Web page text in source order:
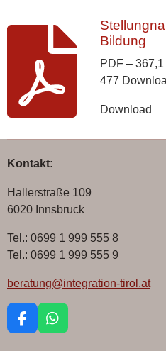
Bildung
PDF – 367,1
477
Download
Kontakt:
Hallerstraße 109
6020 Innsbruck
Tel.: 0699 1 999 555 8
Tel.: 0699 1 999 555 9
beratung@integration-tirol.at
F
a
W
h